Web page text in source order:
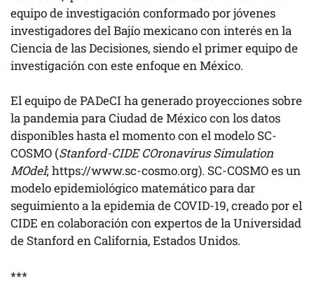
equipo de investigación conformado por jóvenes
investigadores del Bajío mexicano con interés en la
Ciencia de las Decisiones, siendo el primer equipo de
investigación con este enfoque en México.
El equipo de PADeCI ha generado proyecciones sobre
la pandemia para Ciudad de México con los datos
disponibles hasta el momento con el modelo SC-
COSMO (Stanford-CIDE COronavirus Simulation
MOdel; https://www.sc-cosmo.org). SC-COSMO es un
modelo epidemiológico matemático para dar
seguimiento a la epidemia de COVID-19, creado por el
CIDE en colaboración con expertos de la Universidad
de Stanford en California, Estados Unidos.
***